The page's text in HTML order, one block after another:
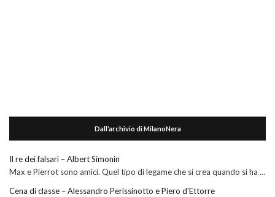
Dall’archivio di MilanoNera
Il re dei falsari – Albert Simonin
Max e Pierrot sono amici. Quel tipo di legame che si crea quando si ha …
Cena di classe – Alessandro Perissinotto e Piero d’Ettorre